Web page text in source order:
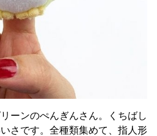
ーンのぺんぎんさん。くちばし
さです。全種類集めて、指人形